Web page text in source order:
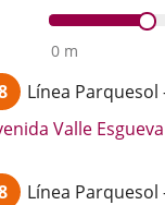
0 m
Línea Parquesol
Valle
Línea Parquesol